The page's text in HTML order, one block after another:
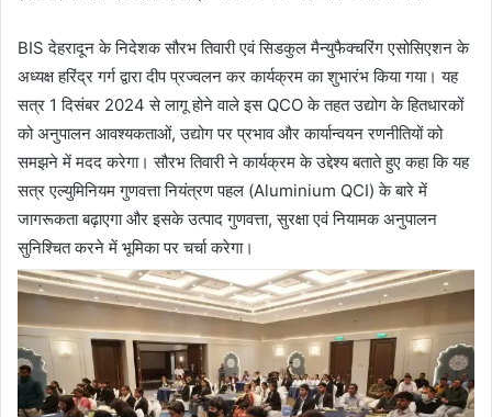
BIS देहरादून के निदेशक सौरभ तिवारी एवं सिडकुल मैन्युफैक्चरिंग एसोसिएशन के
अध्यक्ष हरिंद्र गर्ग द्वारा दीप प्रज्वलन कर कार्यक्रम का शुभारंभ किया गया। यह
सत्र 1 दिसंबर 2024 से लागू होने वाले इस QCO के तहत उद्योग के हितधारकों
को अनुपालन आवश्यकताओं, उद्योग पर प्रभाव और कार्यान्वयन रणनीतियों को
समझने में मदद करेगा। सौरभ तिवारी ने कार्यक्रम के उद्देश्य बताते हुए कहा कि यह
सत्र एल्युमिनियम गुणवत्ता नियंत्रण पहल (Aluminium QCI) के बारे में
जागरूकता बढ़ाएगा और इसके उत्पाद गुणवत्ता, सुरक्षा एवं नियामक अनुपालन
सुनिश्चित करने में भूमिका पर चर्चा करेगा।